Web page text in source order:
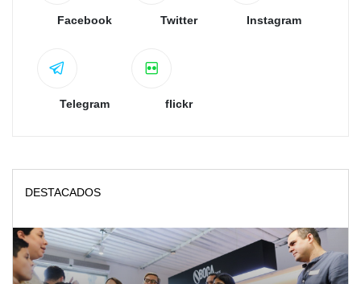
Facebook Twitter Instagram
Telegram flickr
DESTACADOS